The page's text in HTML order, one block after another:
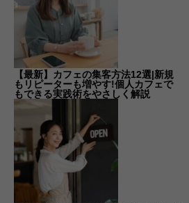
【最新】カフェの集客方法12選|新規
もリピーターも増やす!個人カフェで
もできる実践術をやさしく解説